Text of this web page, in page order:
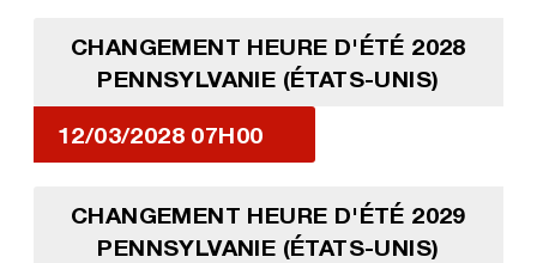
CHANGEMENT HEURE D'ÉTÉ 2028
PENNSYLVANIE (ÉTATS-UNIS)
12/03/2028 07H00
CHANGEMENT HEURE D'ÉTÉ 2029
PENNSYLVANIE (ÉTATS-UNIS)